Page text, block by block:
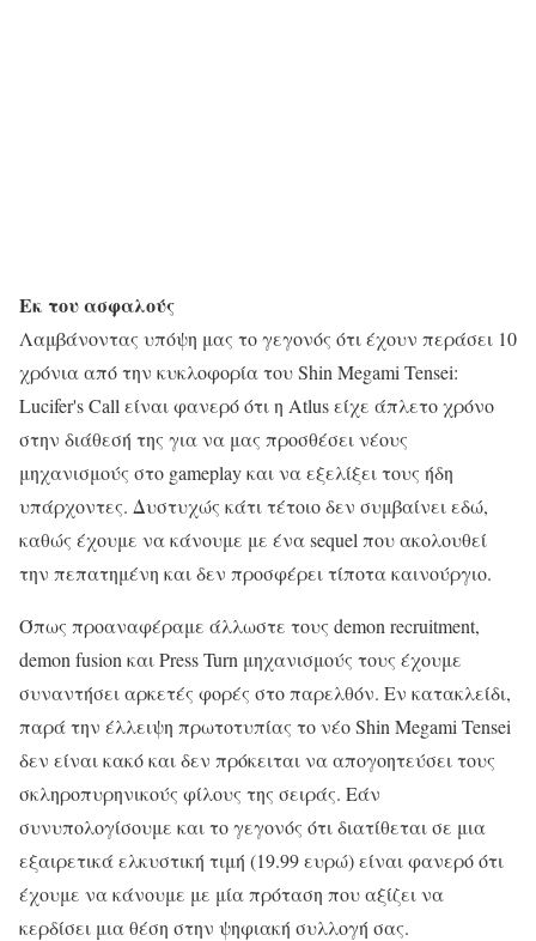
Εκ του ασφαλούς
Λαμβάνοντας υπόψη μας το γεγονός ότι έχουν περάσει 10
χρόνια από την κυκλοφορία του Shin Megami Tensei:
Lucifer's Call είναι φανερό ότι η Atlus είχε άπλετο χρόνο
στην διάθεσή της για να μας προσθέσει νέους
μηχανισμούς στο gameplay και να εξελίξει τους ήδη
υπάρχοντες. Δυστυχώς κάτι τέτοιο δεν συμβαίνει εδώ,
καθώς έχουμε να κάνουμε με ένα sequel που ακολουθεί
την πεπατημένη και δεν προσφέρει τίποτα καινούργιο.
Όπως προαναφέραμε άλλωστε τους demon recruitment,
demon fusion και Press Turn μηχανισμούς τους έχουμε
συναντήσει αρκετές φορές στο παρελθόν. Εν κατακλείδι,
παρά την έλλειψη πρωτοτυπίας το νέο Shin Megami Tensei
δεν είναι κακό και δεν πρόκειται να απογοητεύσει τους
σκληροπυρηνικούς φίλους της σειράς. Εάν
συνυπολογίσουμε και το γεγονός ότι διατίθεται σε μια
εξαιρετικά ελκυστική τιμή (19.99 ευρώ) είναι φανερό ότι
έχουμε να κάνουμε με μία πρόταση που αξίζει να
κερδίσει μια θέση στην ψηφιακή συλλογή σας.